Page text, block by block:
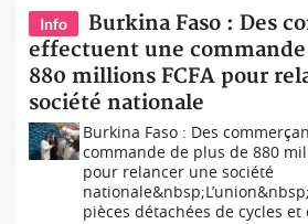
Info
Burkina Faso : Des
effectuent une commande
880 millions FCFA pour
société nationale
Burkina Faso : Des
commande de plus de 880
pour relancer une société
pièces détachées de cycles et